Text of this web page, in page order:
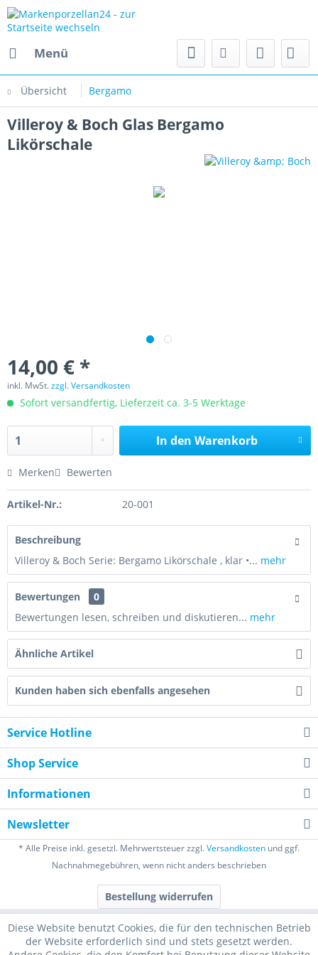
Menü
Übersicht Bergamo
Villeroy & Boch Glas Bergamo
Likörschale
14,00 € *
inkl. MwSt.zzgl. Versandkosten
Sofort versandfertig, Lieferzeit ca. 3-5 Werktage
In den Warenkorb
Merken Bewerten
Artikel-Nr.: 20-001
Beschreibung
Villeroy & Boch Serie: Bergamo Likörschale , klar •... mehr
Bewertungen
0
Bewertungen lesen, schreiben und diskutieren... mehr
Ähnliche Artikel
Kunden haben sich ebenfalls angesehen
Service Hotline
Shop Service
Informationen
Newsletter
* Alle Preise inkl. gesetzl. Mehrwertsteuer zzgl.Versandkosten und ggf.
Nachnahmegebühren, wenn nicht anders beschrieben
Bestellung widerrufen
Diese Website benutzt Cookies, die für den technischen Betrieb
der Website erforderlich sind und stets gesetzt werden.